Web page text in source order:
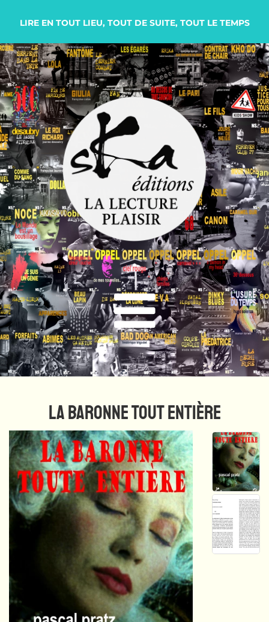
LIRE EN TOUT LIEU, TOUT DE SUITE, TOUT LE TEMPS
LA BARONNE TOUT ENTIÈRE